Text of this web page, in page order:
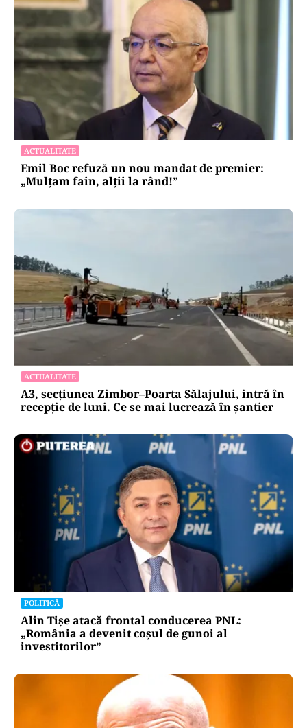
ACTUALITATE
Emil Boc refuză un nou mandat de premier:
„Mulțam fain, alții la rând!”
ACTUALITATE
A3, secțiunea Zimbor–Poarta Sălajului, intră în
recepție de luni. Ce se mai lucrează în șantier
POLITICĂ
Alin Tișe atacă frontal conducerea PNL:
„România a devenit coșul de gunoi al
investitorilor”